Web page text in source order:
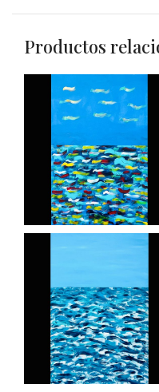
Productos